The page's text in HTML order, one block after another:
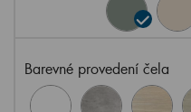
Barevné provedení čela